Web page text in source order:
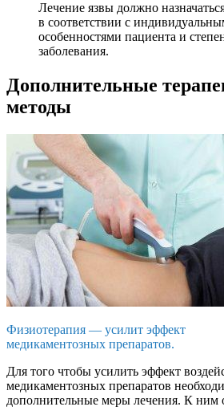
Лечение язвы должно
в соответствии с
особенностями пациента и
заболевания.
Дополнительные
методы
Физиотерапия — усилит эффект
медикаментозных препаратов.
Для того чтобы усилить эффект
медикаментозных препаратов
дополнительные меры лечения. К ним